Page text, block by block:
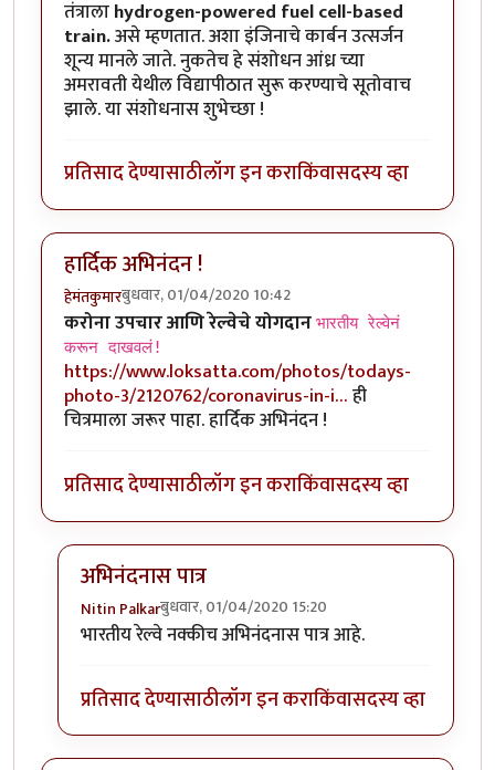
तंत्रालाhydrogen-powered fuel cell-based
train.असे म्हणतात. अशा इंजिनाचे कार्बन उत्सर्जन
शून्य मानले जाते. नुकतेच हे संशोधन आंध्र च्या
अमरावती येथील विद्यापीठात सुरू करण्याचे सूतोवाच
झाले. या संशोधनास शुभेच्छा !
प्रतिसाद देण्यासाठीलॉग इन कराकिंवासदस्य व्हा
हार्दिक अभिनंदन !
हेमंतकुमारबुधवार, 01/04/2020 10:42
करोना उपचार आणि रेल्वेचे योगदान भारतीय रेल्वेनं
करून दाखवलं!
https://www.loksatta.com/photos/todays-
photo-3/2120762/coronavirus-in-i…ही
चित्रमाला जरूर पाहा. हार्दिक अभिनंदन !
प्रतिसाद देण्यासाठीलॉग इन कराकिंवासदस्य व्हा
अभिनंदनास पात्र
Nitin Palkarबुधवार, 01/04/2020 15:20
In reply toहार्दिक अभिनंदन !byहेमंतकुमार
भारतीय रेल्वे नक्कीच अभिनंदनास पात्र आहे.
प्रतिसाद देण्यासाठीलॉग इन कराकिंवासदस्य व्हा